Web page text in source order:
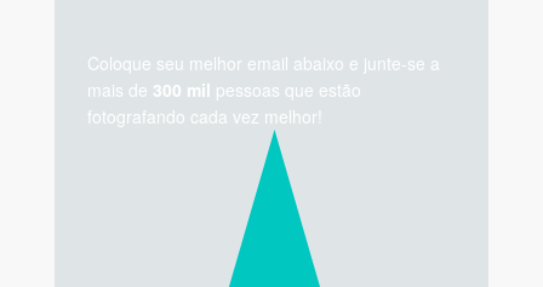
Coloque seu melhor email abaixo e junte-se a
mais de 300 mil pessoas que estão
fotografando cada vez melhor!